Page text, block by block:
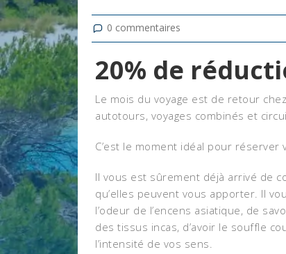
0 commentaires
20% de
Le mois du voyage est de retour
autotours, voyages combinés et
C’est le moment idéal pour
Il vous est sûrement déjà arrivé de
qu’elles peuvent vous apporter. Il
l’odeur de l’encens asiatique, de
des tissus incas, d’avoir le souffle
l’intensité de vos sens.